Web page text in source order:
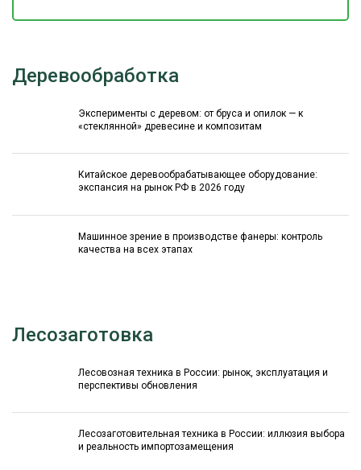
Деревообработка
Эксперименты с деревом: от бруса и опилок — к
«стеклянной» древесине и композитам
Китайское деревообрабатывающее оборудование:
экспансия на рынок РФ в 2026 году
Машинное зрение в производстве фанеры: контроль
качества на всех этапах
Лесозаготовка
Лесовозная техника в России: рынок, эксплуатация и
перспективы обновления
Лесозаготовительная техника в России: иллюзия выбора
и реальность импортозамещения